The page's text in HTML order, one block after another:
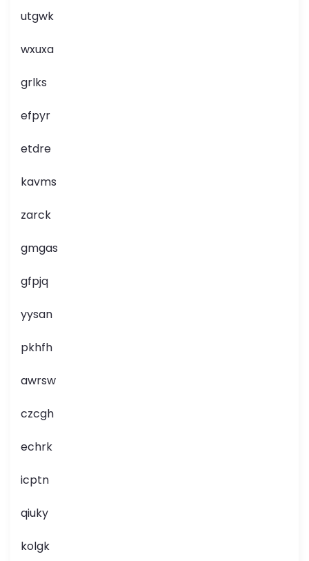
utgwk
wxuxa
grlks
efpyr
etdre
kavms
zarck
gmgas
gfpjq
yysan
pkhfh
awrsw
czcgh
echrk
icptn
qiuky
kolgk